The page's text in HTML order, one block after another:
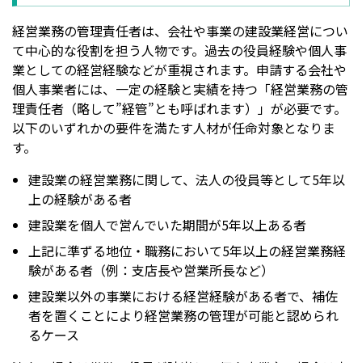
経営業務の管理責任者は、会社や事業の建設業経営につい
て中心的な役割を担う人物です。過去の役員経験や個人事
業としての経営経験などが重視されます。申請する会社や
個人事業者には、一定の経験と実績を持つ「経営業務の管
理責任者（略して”経管”とも呼ばれます）」が必要です。
以下のいずれかの要件を満たす人材が任命対象となりま
す。
建設業の経営業務に関して、法人の役員等として5年以
上の経験がある者
建設業を個人で営んでいた期間が5年以上ある者
上記に準ずる地位・職務において5年以上の経営業務経
験がある者（例：支店長や営業所長など）
建設業以外の事業における経営経験がある者で、補佐
者を置くことにより経営業務の管理が可能と認められ
るケース